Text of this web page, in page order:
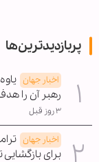
پربازدیدترین‌ها
اخبار جهان
رهبر آن را
۳ روز قبل
اخبار جهان
برای